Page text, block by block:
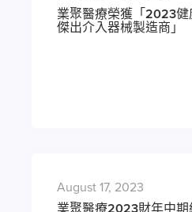
業聚醫療榮獲「2023
傑出介入器械製造商」
August 17, 2023
業聚醫療2023財年中期